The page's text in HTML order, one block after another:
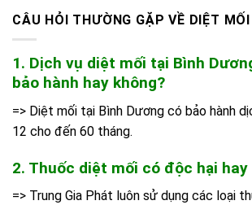
CÂU HỎI THƯỜNG GẶP VỀ DIỆT MỐI
1. Dịch vụ diệt mối tại Bình
bảo hành hay không?
=> Diệt mối tại Bình Dương có bảo hành
12 cho đến 60 tháng.
2. Thuốc diệt mối có độc hại hay
=> Trung Gia Phát luôn sử dụng các loại